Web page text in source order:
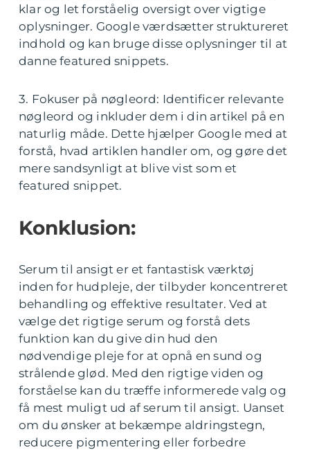
klar og let forståelig oversigt over vigtige
oplysninger. Google værdsætter struktureret
indhold og kan bruge disse oplysninger til at
danne featured snippets.
3. Fokuser på nøgleord: Identificer relevante
nøgleord og inkluder dem i din artikel på en
naturlig måde. Dette hjælper Google med at
forstå, hvad artiklen handler om, og gøre det
mere sandsynligt at blive vist som et
featured snippet.
Konklusion:
Serum til ansigt er et fantastisk værktøj
inden for hudpleje, der tilbyder koncentreret
behandling og effektive resultater. Ved at
vælge det rigtige serum og forstå dets
funktion kan du give din hud den
nødvendige pleje for at opnå en sund og
strålende glød. Med den rigtige viden og
forståelse kan du træffe informerede valg og
få mest muligt ud af serum til ansigt. Uanset
om du ønsker at bekæmpe aldringstegn,
reducere pigmentering eller forbedre